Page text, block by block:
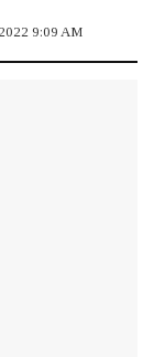
9:09 AM